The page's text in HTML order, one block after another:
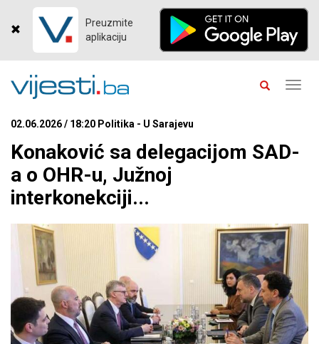
Preuzmite
aplikaciju
02.06.2026 / 18:20 Politika - U Sarajevu
Konaković sa delegacijom SAD-
a o OHR-u, Južnoj
interkonekciji...